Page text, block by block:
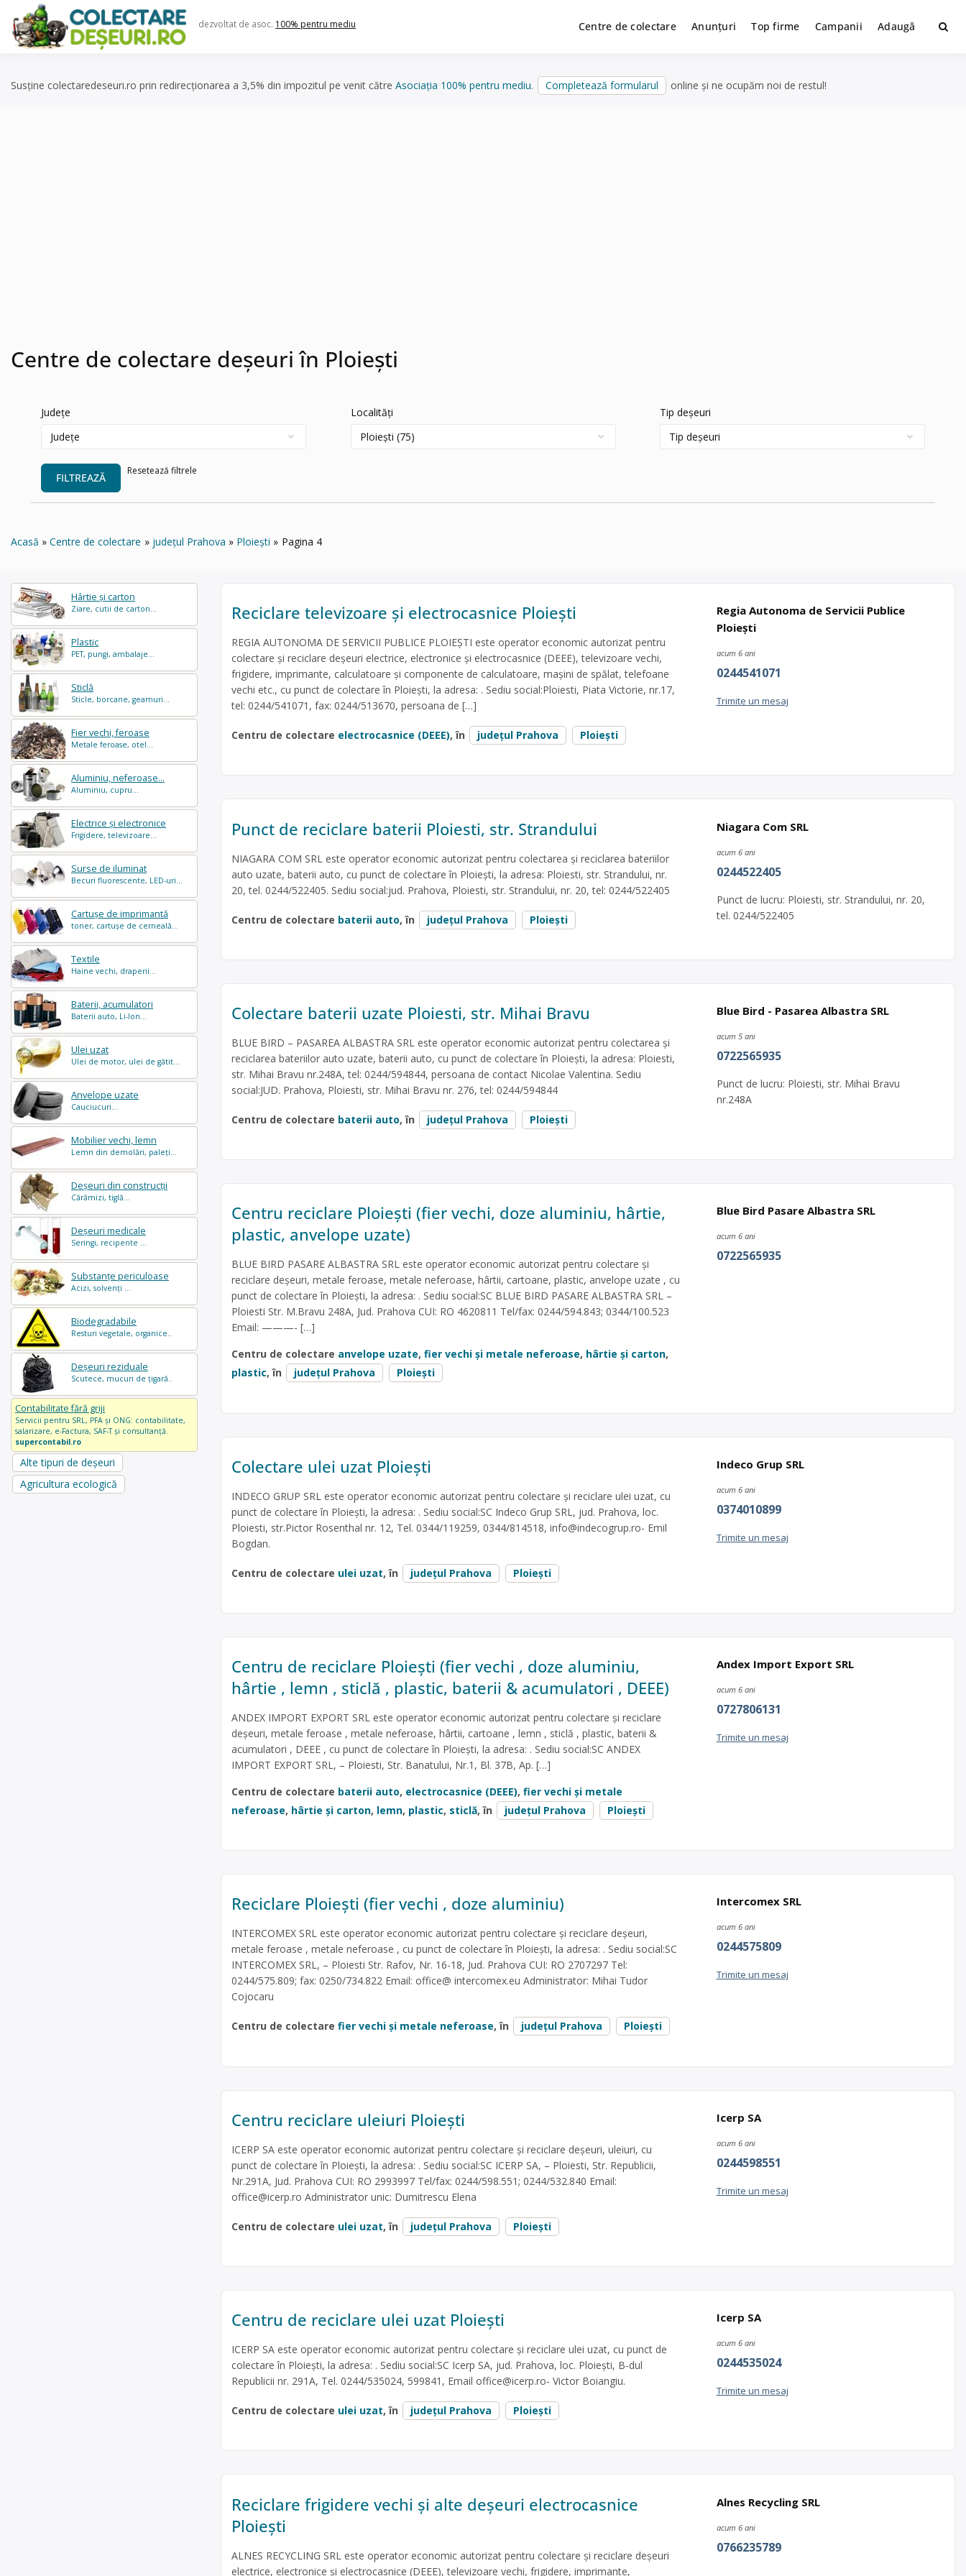
content
dezvoltat de asoc. 100% pentru mediu Centre de colectare Anunțuri Top firme Campanii Adaugă
Susține colectaredeseuri.ro prin redirecționarea a 3,5% din impozitul pe venit către Asociația 100% pentru mediu. Completează formularul online și ne ocupăm noi de restul!
Centre de colectare deșeuri în Ploiești
Județe Localități Tip deșeuri
FILTREAZĂ
Resetează filtrele
Acasă Centre de colectare județul Prahova Ploiești Pagina 4
Hârtie și carton
Ziare, cutii de carton...
Plastic
PET, pungi, ambalaje...
Sticlă
Sticle, borcane, geamuri...
Fier vechi, feroase
Metale feroase, otel...
Aluminiu, neferoase...
Aluminiu, cupru...
Electrice și electronice
Frigidere, televizoare...
Surse de iluminat
Becuri fluorescente, LED-uri...
Cartușe de imprimantă
toner, cartușe de cerneală...
Textile
Haine vechi, draperii...
Baterii, acumulatori
Baterii auto, Li-Ion...
Ulei uzat
Ulei de motor, ulei de gătit...
Anvelope uzate
Cauciucuri...
Mobilier vechi, lemn
Lemn din demolări, paleți...
Deșeuri din construcții
Cărămizi, tiglă...
Deșeuri medicale
Seringi, recipente ...
Substanțe periculoase
Acizi, solvenți ...
Biodegradabile
Resturi vegetale, organice..
Deșeuri reziduale
Scutece, mucuri de țigară..
Contabilitate fără griji
Servicii pentru SRL, PFA și ONG: contabilitate,
salarizare, e-Factura, SAF-T și consultanță.
supercontabil.ro
Alte tipuri de deșeuri
Agricultura ecologică
Reciclare televizoare și electrocasnice Ploiești
REGIA AUTONOMA DE SERVICII PUBLICE PLOIEȘTI este operator economic autorizat pentru
colectare și reciclare deșeuri electrice, electronice și electrocasnice (DEEE), televizoare vechi,
frigidere, imprimante, calculatoare și componente de calculatoare, mașini de spălat, telefoane
vechi etc., cu punct de colectare în Ploiești, la adresa: . Sediu social:Ploiesti, Piata Victorie, nr.17,
tel: 0244/541071, fax: 0244/513670, persoana de […]
Centru de colectare electrocasnice (DEEE), în județul Prahova Ploiești
Regia Autonoma de Servicii Publice
Ploiești
acum 6 ani
0244541071
Trimite un mesaj
Punct de reciclare baterii Ploiesti, str. Strandului
NIAGARA COM SRL este operator economic autorizat pentru colectarea și reciclarea bateriilor
auto uzate, baterii auto, cu punct de colectare în Ploiești, la adresa: Ploiesti, str. Strandului, nr.
20, tel. 0244/522405. Sediu social:jud. Prahova, Ploiesti, str. Strandului, nr. 20, tel: 0244/522405
Centru de colectare baterii auto, în județul Prahova Ploiești
Niagara Com SRL
acum 6 ani
0244522405
Punct de lucru: Ploiesti, str. Strandului, nr. 20,
tel. 0244/522405
Colectare baterii uzate Ploiesti, str. Mihai Bravu
BLUE BIRD – PASAREA ALBASTRA SRL este operator economic autorizat pentru colectarea și
reciclarea bateriilor auto uzate, baterii auto, cu punct de colectare în Ploiești, la adresa: Ploiesti,
str. Mihai Bravu nr.248A, tel: 0244/594844, persoana de contact Nicolae Valentina. Sediu
social:JUD. Prahova, Ploiesti, str. Mihai Bravu nr. 276, tel: 0244/594844
Centru de colectare baterii auto, în județul Prahova Ploiești
Blue Bird - Pasarea Albastra SRL
acum 5 ani
0722565935
Punct de lucru: Ploiesti, str. Mihai Bravu
nr.248A
Centru reciclare Ploiești (fier vechi, doze aluminiu, hârtie,
plastic, anvelope uzate)
BLUE BIRD PASARE ALBASTRA SRL este operator economic autorizat pentru colectare și
reciclare deșeuri, metale feroase, metale neferoase, hârtii, cartoane, plastic, anvelope uzate , cu
punct de colectare în Ploiești, la adresa: . Sediu social:SC BLUE BIRD PASARE ALBASTRA SRL –
Ploiesti Str. M.Bravu 248A, Jud. Prahova CUI: RO 4620811 Tel/fax: 0244/594.843; 0344/100.523
Email: ———- […]
Centru de colectare anvelope uzate, fier vechi și metale neferoase, hârtie și carton,
plastic, în județul Prahova Ploiești
Blue Bird Pasare Albastra SRL
acum 6 ani
0722565935
Colectare ulei uzat Ploiești
INDECO GRUP SRL este operator economic autorizat pentru colectare și reciclare ulei uzat, cu
punct de colectare în Ploiești, la adresa: . Sediu social:SC Indeco Grup SRL, jud. Prahova, loc.
Ploiesti, str.Pictor Rosenthal nr. 12, Tel. 0344/119259, 0344/814518, info@indecogrup.ro- Emil
Bogdan.
Centru de colectare ulei uzat, în județul Prahova Ploiești
Indeco Grup SRL
acum 6 ani
0374010899
Trimite un mesaj
Centru de reciclare Ploiești (fier vechi , doze aluminiu,
hârtie , lemn , sticlă , plastic, baterii & acumulatori , DEEE)
ANDEX IMPORT EXPORT SRL este operator economic autorizat pentru colectare și reciclare
deșeuri, metale feroase , metale neferoase, hârtii, cartoane , lemn , sticlă , plastic, baterii &
acumulatori , DEEE , cu punct de colectare în Ploiești, la adresa: . Sediu social:SC ANDEX
IMPORT EXPORT SRL, – Ploiesti, Str. Banatului, Nr.1, Bl. 37B, Ap. […]
Centru de colectare baterii auto, electrocasnice (DEEE), fier vechi și metale
neferoase, hârtie și carton, lemn, plastic, sticlă, în județul Prahova Ploiești
Andex Import Export SRL
acum 6 ani
0727806131
Trimite un mesaj
Reciclare Ploiești (fier vechi , doze aluminiu)
INTERCOMEX SRL este operator economic autorizat pentru colectare și reciclare deșeuri,
metale feroase , metale neferoase , cu punct de colectare în Ploiești, la adresa: . Sediu social:SC
INTERCOMEX SRL, – Ploiesti Str. Rafov, Nr. 16-18, Jud. Prahova CUI: RO 2707297 Tel:
0244/575.809; fax: 0250/734.822 Email: office@ intercomex.eu Administrator: Mihai Tudor
Cojocaru
Centru de colectare fier vechi și metale neferoase, în județul Prahova Ploiești
Intercomex SRL
acum 6 ani
0244575809
Trimite un mesaj
Centru reciclare uleiuri Ploiești
ICERP SA este operator economic autorizat pentru colectare și reciclare deșeuri, uleiuri, cu
punct de colectare în Ploiești, la adresa: . Sediu social:SC ICERP SA, – Ploiesti, Str. Republicii,
Nr.291A, Jud. Prahova CUI: RO 2993997 Tel/fax: 0244/598.551; 0244/532.840 Email:
office@icerp.ro Administrator unic: Dumitrescu Elena
Centru de colectare ulei uzat, în județul Prahova Ploiești
Icerp SA
acum 6 ani
0244598551
Trimite un mesaj
Centru de reciclare ulei uzat Ploiești
ICERP SA este operator economic autorizat pentru colectare și reciclare ulei uzat, cu punct de
colectare în Ploiești, la adresa: . Sediu social:SC Icerp SA, jud. Prahova, loc. Ploiești, B-dul
Republicii nr. 291A, Tel. 0244/535024, 599841, Email office@icerp.ro- Victor Boiangiu.
Centru de colectare ulei uzat, în județul Prahova Ploiești
Icerp SA
acum 6 ani
0244535024
Trimite un mesaj
Reciclare frigidere vechi și alte deșeuri electrocasnice
Ploiești
ALNES RECYCLING SRL este operator economic autorizat pentru colectare și reciclare deșeuri
electrice, electronice și electrocasnice (DEEE), televizoare vechi, frigidere, imprimante,
Alnes Recycling SRL
acum 6 ani
0766235789